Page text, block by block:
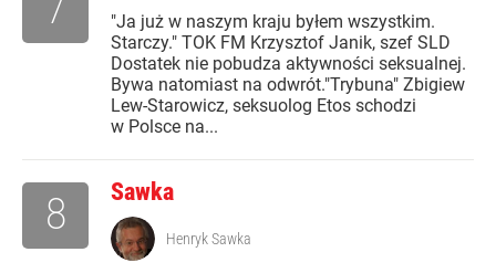
"Ja już w naszym kraju byłem wszystkim.
Starczy." TOK FM Krzysztof Janik, szef SLD
Dostatek nie pobudza aktywności seksualnej.
Bywa natomiast na odwrót."Trybuna" Zbigiew
Lew-Starowicz, seksuolog Etos schodzi
w Polsce na...
Sawka
8 Henryk Sawka